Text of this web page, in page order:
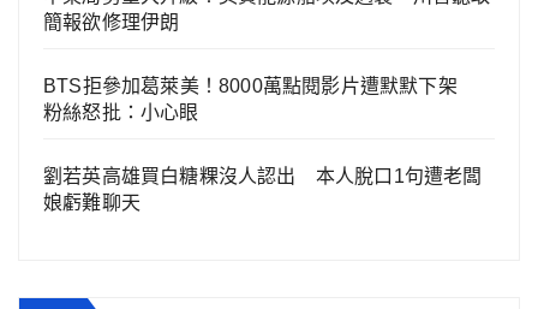
簡報欲修理伊朗
BTS拒參加葛萊美！8000萬點閱影片遭默默下架
粉絲怒批：小心眼
劉若英高雄買白糖粿沒人認出 本人脫口1句遭老闆
娘虧難聊天